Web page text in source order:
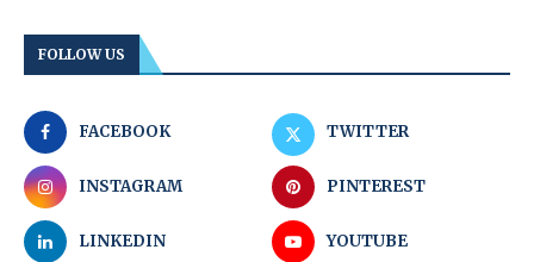
FOLLOW US
FACEBOOK TWITTER
INSTAGRAM PINTEREST
LINKEDIN YOUTUBE